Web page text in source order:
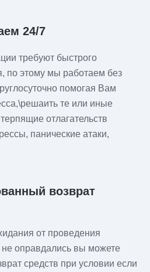
24/7
требуют быстрого
по этому мы работаем без
помогая Вам
те или иные
отлагательств
панические атаки,
возврат
от проведения
не оправдались вы можете
средств при условии если